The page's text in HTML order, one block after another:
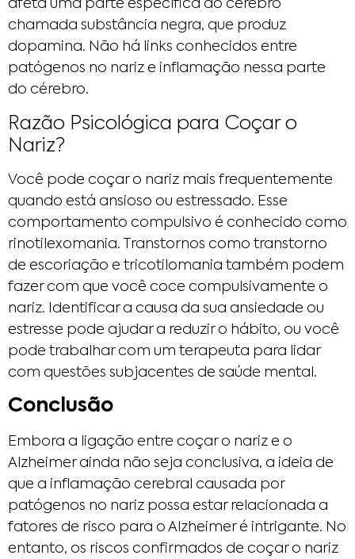
afeta uma parte específica do cérebro
chamada substância negra, que produz
dopamina. Não há links conhecidos entre
patógenos no nariz e inflamação nessa parte
do cérebro.
Razão Psicológica para Coçar o
Nariz?
Você pode coçar o nariz mais frequentemente
quando está ansioso ou estressado. Esse
comportamento compulsivo é conhecido como
rinotilexomania. Transtornos como transtorno
de escoriação e tricotilomania também podem
fazer com que você coce compulsivamente o
nariz. Identificar a causa da sua ansiedade ou
estresse pode ajudar a reduzir o hábito, ou você
pode trabalhar com um terapeuta para lidar
com questões subjacentes de saúde mental.
Conclusão
Embora a ligação entre coçar o nariz e o
Alzheimer ainda não seja conclusiva, a ideia de
que a inflamação cerebral causada por
patógenos no nariz possa estar relacionada a
fatores de risco para o Alzheimer é intrigante. No
entanto, os riscos confirmados de coçar o nariz